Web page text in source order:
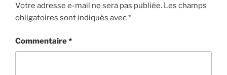
Votre adresse e-mail ne sera pas publiée. Les champs
obligatoires sont indiqués avec*
Commentaire*